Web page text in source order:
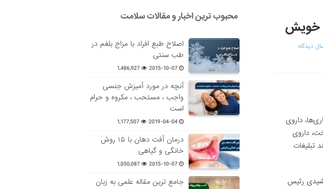
خویش
دیدگاه
داروی
داروی
تبلیغات
رئیس
محبوب ترین اخبار و مقالات سلامت
اصلاح طبع افراد با مزاج بلغم در
طب سنتی
2015-10-07
1,486,927
آنچه در مورد آمیزش جنسی
واجب ، مستحب ، مکروه و حرام
است
2019-04-04
1,177,507
درمان آفت دهان با ۱۵ روش
خانگی و گیاهی
2015-10-07
1,050,087
جامع ترین مقاله علمی به زبان